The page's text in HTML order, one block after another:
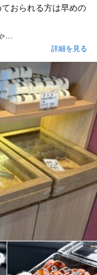
おられる方は早めの
詳細を見る